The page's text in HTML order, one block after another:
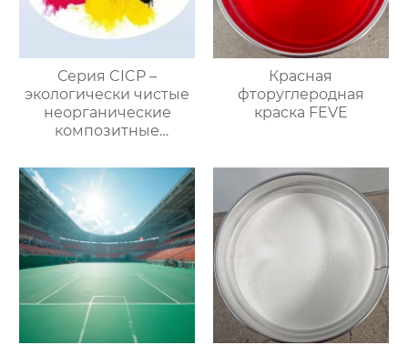
Серия CICP –
экологически чистые
неорганические
композитные
Красная
фторуглеродная
краска FEVE